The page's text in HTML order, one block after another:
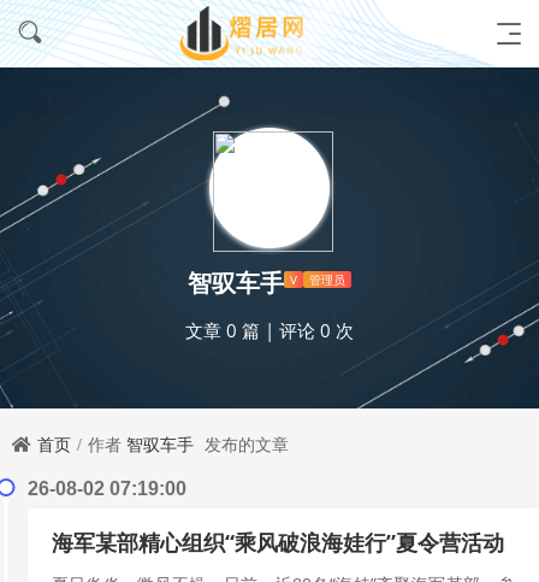
智驭车手 V 管理员
文章 0 篇 | 评论 0 次
首页 作者 智驭车手 发布的文章
26-08-02 07:19:00
海军某部精心组织“乘风破浪海娃行”夏令营活动